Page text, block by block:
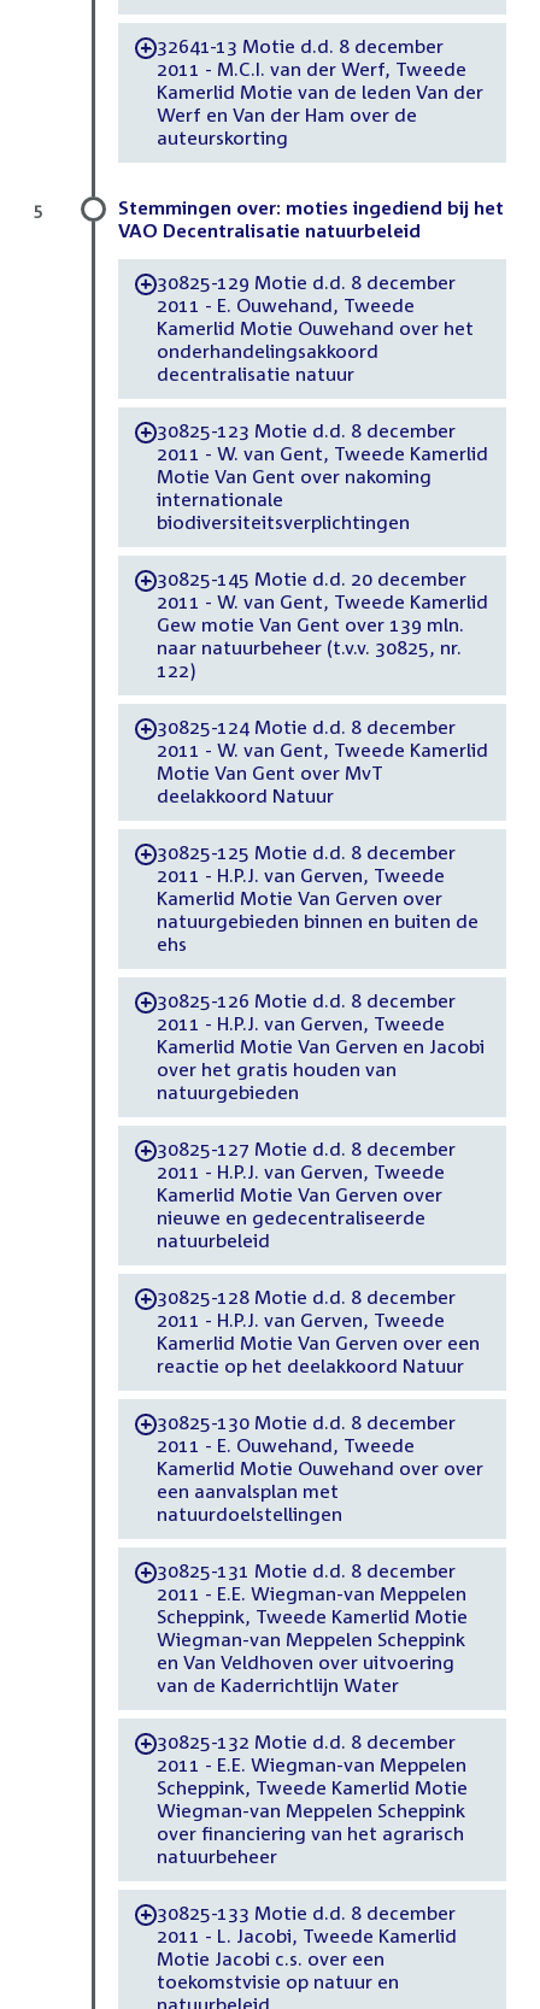
-32641-13 Motie d.d. 8 december
2011 - M.C.I. van der Werf, Tweede
Kamerlid Motie van de leden Van der
Werf en Van der Ham over de
auteurskorting
Stemmingen over: moties ingediend bij het
VAO Decentralisatie natuurbeleid
-30825-129 Motie d.d. 8 december
2011 - E. Ouwehand, Tweede
Kamerlid Motie Ouwehand over het
onderhandelingsakkoord
decentralisatie natuur
-30825-123 Motie d.d. 8 december
2011 - W. van Gent, Tweede Kamerlid
Motie Van Gent over nakoming
internationale
biodiversiteitsverplichtingen
-30825-145 Motie d.d. 20 december
2011 - W. van Gent, Tweede Kamerlid
Gew motie Van Gent over 139 mln.
naar natuurbeheer (t.v.v. 30825, nr.
122)
-30825-124 Motie d.d. 8 december
2011 - W. van Gent, Tweede Kamerlid
Motie Van Gent over MvT
deelakkoord Natuur
-30825-125 Motie d.d. 8 december
2011 - H.P.J. van Gerven, Tweede
Kamerlid Motie Van Gerven over
natuurgebieden binnen en buiten de
ehs
-30825-126 Motie d.d. 8 december
2011 - H.P.J. van Gerven, Tweede
Kamerlid Motie Van Gerven en Jacobi
over het gratis houden van
natuurgebieden
-30825-127 Motie d.d. 8 december
2011 - H.P.J. van Gerven, Tweede
Kamerlid Motie Van Gerven over
nieuwe en gedecentraliseerde
natuurbeleid
-30825-128 Motie d.d. 8 december
2011 - H.P.J. van Gerven, Tweede
Kamerlid Motie Van Gerven over een
reactie op het deelakkoord Natuur
-30825-130 Motie d.d. 8 december
2011 - E. Ouwehand, Tweede
Kamerlid Motie Ouwehand over over
een aanvalsplan met
natuurdoelstellingen
-30825-131 Motie d.d. 8 december
2011 - E.E. Wiegman-van Meppelen
Scheppink, Tweede Kamerlid Motie
Wiegman-van Meppelen Scheppink
en Van Veldhoven over uitvoering
van de Kaderrichtlijn Water
-30825-132 Motie d.d. 8 december
2011 - E.E. Wiegman-van Meppelen
Scheppink, Tweede Kamerlid Motie
Wiegman-van Meppelen Scheppink
over financiering van het agrarisch
natuurbeheer
-30825-133 Motie d.d. 8 december
2011 - L. Jacobi, Tweede Kamerlid
Motie Jacobi c.s. over een
toekomstvisie op natuur en
5